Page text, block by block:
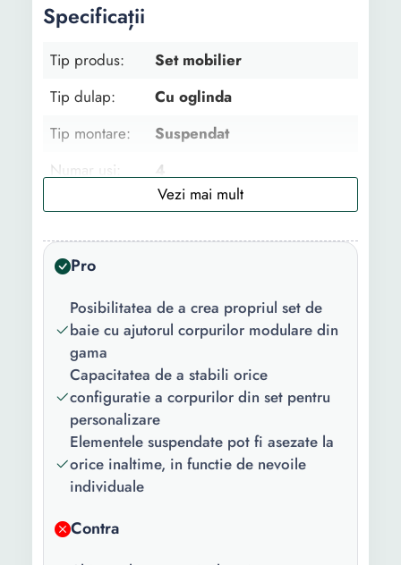
Specificații
Tip produs:
Set mobilier
Tip dulap:
Cu oglinda
Tip montare:
Suspendat
Numar usi:
4
Numar rafturi:
12
Material:
MDF
Caracteristici
cheie:
Finisaj:
Lucios
Culoare:
Alb lucios
Asamblare:
Neasamblat
Continut
pachet::
1 x Oglinda 2 x Dulap 1 x
Masca lavoar
bai mici:
Pro
Posibilitatea de a crea propriul set de
baie cu ajutorul corpurilor modulare din
gama
Capacitatea de a stabili orice
configuratie a corpurilor din set pentru
personalizare
Elementele suspendate pot fi asezate la
orice inaltime, in functie de nevoile
individuale
Contra